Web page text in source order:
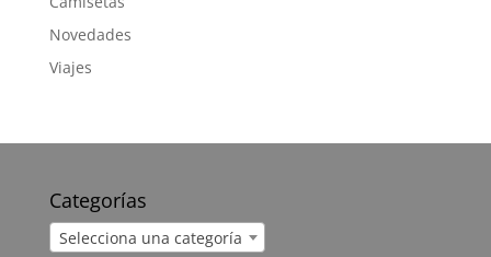
Novedades
Viajes
Categorías
Selecciona una categoría